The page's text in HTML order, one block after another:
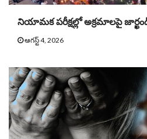
నియామక పరీక్షల్లో అక్రమాలపై
ఆగస్ట్ 4, 2026